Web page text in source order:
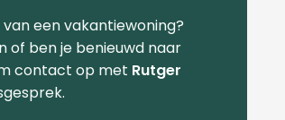
een vakantiewoning?
of ben je benieuwd naar
contact op met Rutger